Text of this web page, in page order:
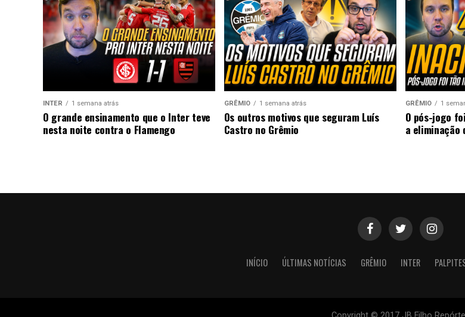
INTER 1 semana atrás
O grande ensinamento que o Inter teve
nesta noite contra o Flamengo
GRÊMIO 1 semana atrás
Os outros motivos que seguram Luís
Castro no Grêmio
GRÊMIO 1
O pós-jogo
a eliminação
INÍCIO ÚLTIMAS NOTÍCIAS GRÊMIO INTER